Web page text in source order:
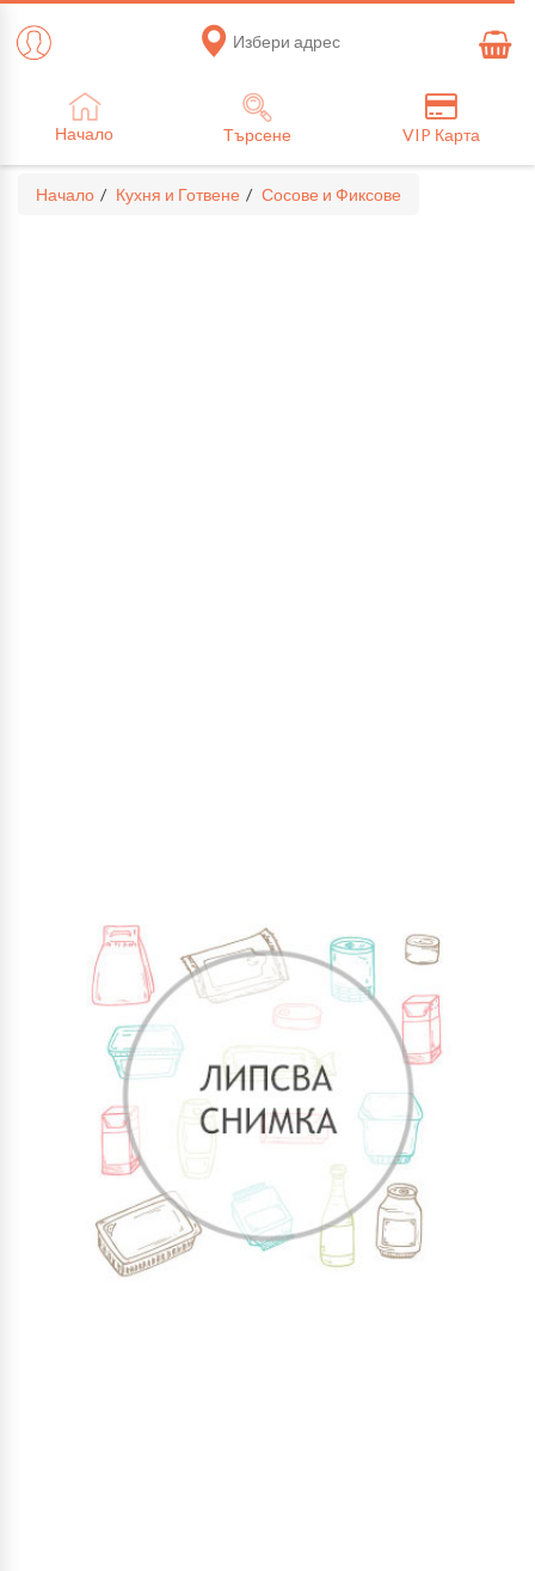
Избери адрес
Начало Търсене VIP Карта
Начало Кухня и Готвене Сосове и Фиксове